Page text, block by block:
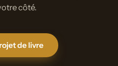
côté.
de livre